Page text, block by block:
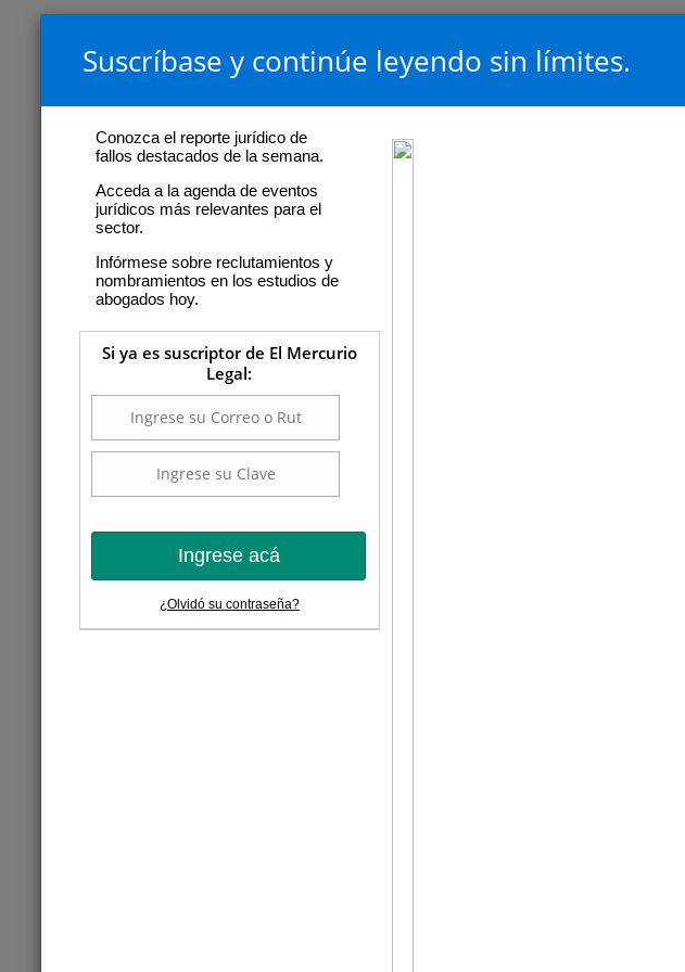
Suscríbase y continúe leyendo sin límites.
Conozca el reporte jurídico de
fallos destacados de la semana.
Acceda a la agenda de eventos
jurídicos más relevantes para el
sector.
Infórmese sobre reclutamientos y
nombramientos en los estudios de
abogados hoy.
Si ya es suscriptor de El Mercurio
Legal:
Ingrese acá
¿Olvidó su contraseña?